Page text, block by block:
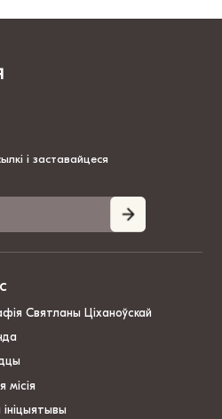
і заставайцеся
Святланы Ціханоўскай
місія